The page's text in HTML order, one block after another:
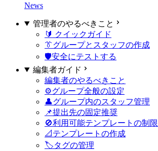
News
管理者のやるべきこと
🔰 クイックガイド
👔グループとスタッフの作成
🛡️安全にテストする
編集者ガイド
編集者のやるべきこと
⚙️グループ全般の設定
👤グループ内のスタッフ管理
📌提出先の固定推奨
🚫利用可能テンプレートの制限
📐テンプレートの作成
🏷タグの管理